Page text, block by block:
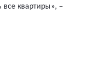
квартиры», –